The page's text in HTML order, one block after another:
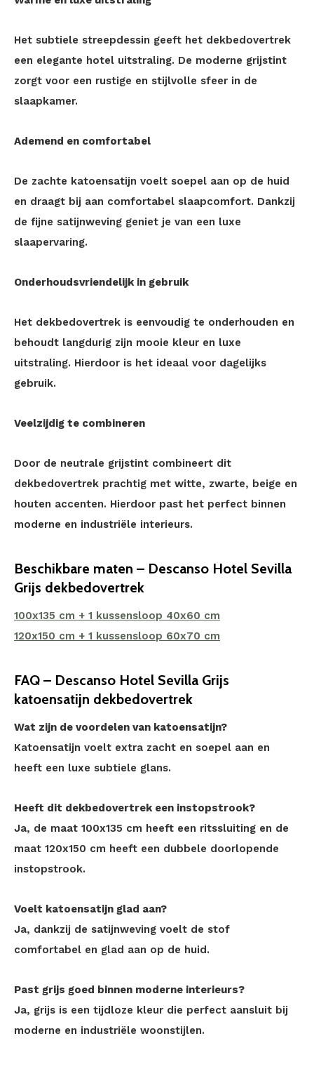
Het subtiele streepdessin geeft het dekbedovertrek
een elegante hotel uitstraling. De moderne grijstint
zorgt voor een rustige en stijlvolle sfeer in de
slaapkamer.
Ademend en comfortabel
De zachte katoensatijn voelt soepel aan op de huid
en draagt bij aan comfortabel slaapcomfort. Dankzij
de fijne satijnweving geniet je van een luxe
slaapervaring.
Onderhoudsvriendelijk in gebruik
Het dekbedovertrek is eenvoudig te onderhouden en
behoudt langdurig zijn mooie kleur en luxe
uitstraling. Hierdoor is het ideaal voor dagelijks
gebruik.
Veelzijdig te combineren
Door de neutrale grijstint combineert dit
dekbedovertrek prachtig met witte, zwarte, beige en
houten accenten. Hierdoor past het perfect binnen
moderne en industriële interieurs.
Beschikbare maten – Descanso Hotel Sevilla
Grijs dekbedovertrek
100x135 cm + 1 kussensloop 40x60 cm
120x150 cm + 1 kussensloop 60x70 cm
FAQ – Descanso Hotel Sevilla Grijs
katoensatijn dekbedovertrek
Wat zijn de voordelen van katoensatijn?
Katoensatijn voelt extra zacht en soepel aan en
heeft een luxe subtiele glans.
Heeft dit dekbedovertrek een instopstrook?
Ja, de maat 100x135 cm heeft een ritssluiting en de
maat 120x150 cm heeft een dubbele doorlopende
instopstrook.
Voelt katoensatijn glad aan?
Ja, dankzij de satijnweving voelt de stof
comfortabel en glad aan op de huid.
Past grijs goed binnen moderne interieurs?
Ja, grijs is een tijdloze kleur die perfect aansluit bij
moderne en industriële woonstijlen.